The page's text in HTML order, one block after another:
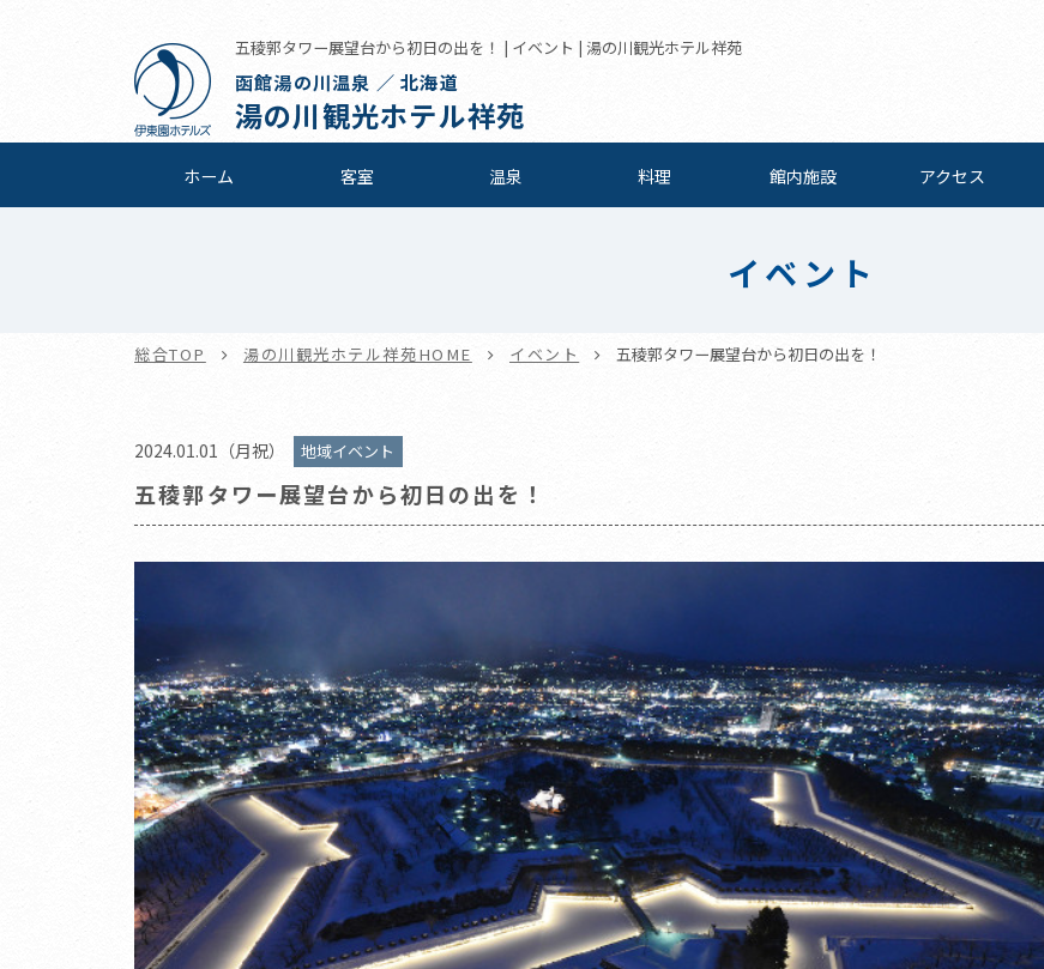
五稜郭タワー展望台から初日の出を！ | イベント | 湯の川観光ホテル祥苑
函館湯の川温泉 ／ 北海道
湯の川観光ホテル祥苑
ホーム 客室 温泉 料理 館内施設 アクセス
イベント
総合TOP 湯の川観光ホテル祥苑HOME イベント 五稜郭タワー展望台から初日の出を！
2024.01.01（月祝） 地域イベント
五稜郭タワー展望台から初日の出を！